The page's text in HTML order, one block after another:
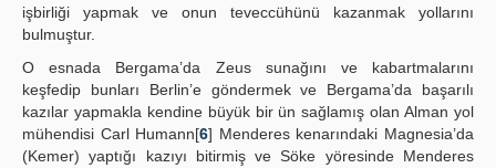
işbirliği yapmak ve onun teveccühünü kazanmak yollarını
bulmuştur.
O esnada Bergama’da Zeus sunağını ve kabartmalarını
keşfedip bunları Berlin’e göndermek ve Bergama’da başarılı
kazılar yapmakla kendine büyük bir ün sağlamış olan Alman yol
mühendisi Carl Humann[6] Menderes kenarındaki Magnesia’da
(Kemer) yaptığı kazıyı bitirmiş ve Söke yöresinde Menderes